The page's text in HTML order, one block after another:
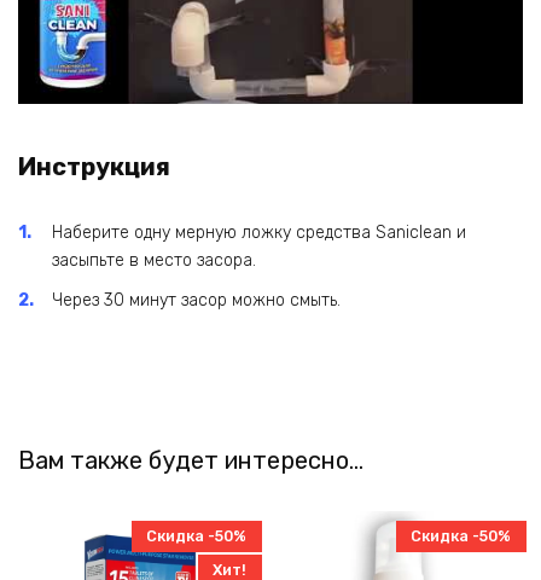
Инструкция
Наберите одну мерную ложку средства Saniclean и
засыпьте в место засора.
Через 30 минут засор можно смыть.
Вам также будет интересно…
Скидка -50%
Хит!
Скидка -50%